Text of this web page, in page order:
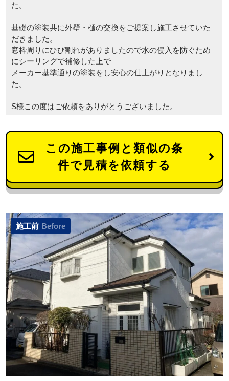
た。
基礎の塗装共に外壁・樋の交換をご提案し施工させていた
だきました。
窓枠周りにひび割れがありましたので水の侵入を防ぐため
にシーリングで補修した上で
メーカー基準通りの塗装をし安心の仕上がりとなりまし
た。
S様この度はご依頼をありがとうございました。
この施工事例と類似の条
件で見積を依頼する
施工前 Before